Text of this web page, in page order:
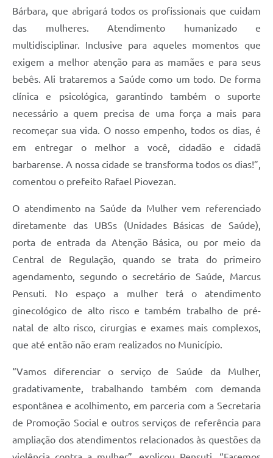
Bárbara, que abrigará todos os profissionais que cuidam
das mulheres. Atendimento humanizado e
multidisciplinar. Inclusive para aqueles momentos que
exigem a melhor atenção para as mamães e para seus
bebês. Ali trataremos a Saúde como um todo. De forma
clínica e psicológica, garantindo também o suporte
necessário a quem precisa de uma força a mais para
recomeçar sua vida. O nosso empenho, todos os dias, é
em entregar o melhor a você, cidadão e cidadã
barbarense. A nossa cidade se transforma todos os dias!”,
comentou o prefeito Rafael Piovezan.
O atendimento na Saúde da Mulher vem referenciado
diretamente das UBSs (Unidades Básicas de Saúde),
porta de entrada da Atenção Básica, ou por meio da
Central de Regulação, quando se trata do primeiro
agendamento, segundo o secretário de Saúde, Marcus
Pensuti. No espaço a mulher terá o atendimento
ginecológico de alto risco e também trabalho de pré-
natal de alto risco, cirurgias e exames mais complexos,
que até então não eram realizados no Município.
“Vamos diferenciar o serviço de Saúde da Mulher,
gradativamente, trabalhando também com demanda
espontânea e acolhimento, em parceria com a Secretaria
de Promoção Social e outros serviços de referência para
ampliação dos atendimentos relacionados às questões da